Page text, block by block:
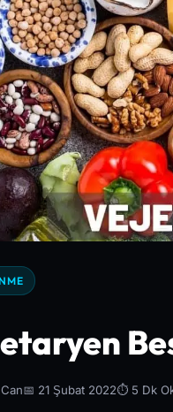
📅 21 Şubat 2022⏱️ 5 Dk